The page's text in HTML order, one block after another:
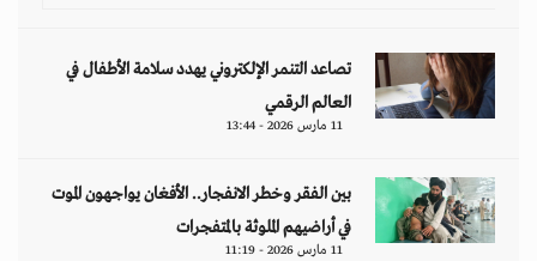
تصاعد التنمر الإلكتروني يهدد سلامة الأطفال في
العالم الرقمي
11 مارس 2026 - 13:44
بين الفقر وخطر الانفجار.. الأفغان يواجهون الموت
في أراضيهم الملوثة بالمتفجرات
11 مارس 2026 - 11:19